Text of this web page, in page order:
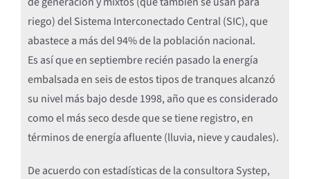
riego) del Sistema Interconectado Central (SIC), que
abastece a más del 94% de la población nacional.
Es así que en septiembre recién pasado la energía
embalsada en seis de estos tipos de tranques alcanzó
su nivel más bajo desde 1998, año que es considerado
como el más seco desde que se tiene registro, en
términos de energía afluente (lluvia, nieve y caudales).
De acuerdo con estadísticas de la consultora Systep,